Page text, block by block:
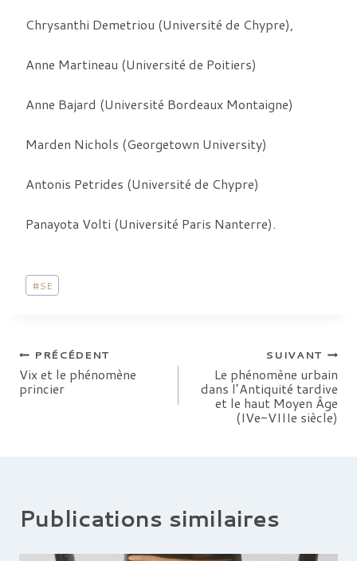
Chrysanthi Demetriou (Université de Chypre),
Anne Martineau (Université de Poitiers)
Anne Bajard (Université Bordeaux Montaigne)
Marden Nichols (Georgetown University)
Antonis Petrides (Université de Chypre)
Panayota Volti (Université Paris Nanterre).
Étiquettes
de
#SE
Navigation
de
PRÉCÉDENT
Vix et le phénomène
princier
SUIVANT
Le phénomène urbain
dans l’Antiquité tardive
et le haut Moyen Âge
(IVe-VIIIe siècle)
Publications similaires